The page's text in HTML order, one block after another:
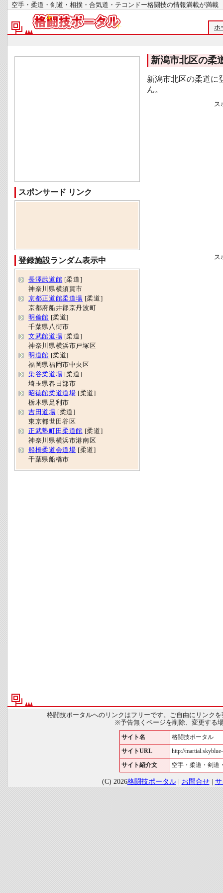
空手・柔道・剣道・相撲・合気道・テコンドー格闘技の情報満載が
ホ
新潟市北区の柔
新潟市北区の柔道に
ん。
ス
ス
スポンサード リンク
登録施設ランダム表示中
長澤武道館 [柔道]
神奈川県横須賀市
京都正道館柔道場 [柔道]
京都府船井郡京丹波町
明倫館 [柔道]
千葉県八街市
文武館道場 [柔道]
神奈川県横浜市戸塚区
明道館 [柔道]
福岡県福岡市中央区
染谷柔道場 [柔道]
埼玉県春日部市
昭徳館柔道道場 [柔道]
栃木県足利市
吉田道場 [柔道]
東京都世田谷区
正武塾町田柔道館 [柔道]
神奈川県横浜市港南区
船橋柔道会道場 [柔道]
千葉県船橋市
格闘技ポータルへのリンクはフリーです。ご自由にリンク
※予告無くページを削除、変更する
サイト名 格闘技ポータル
サイトURL http://
サイト紹介文 空手・柔道・剣道
(C) 2026格闘技ポータル| お問合せ|